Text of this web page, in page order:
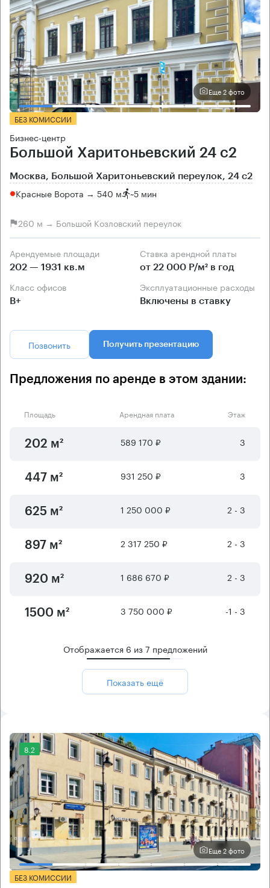
Еще 2 фото
БЕЗ КОМИССИИ
Бизнес-центр
Большой Харитоньевский 24 с2
Москва, Большой Харитоньевский переулок, 24 с2
Красные Ворота → 540 м ~5 мин
260 м → Большой Козловский переулок
Арендуемые площади
202 — 1931 кв.м
Ставка арендной платы
от 22 000 Р/м² в год
Класс офисов
B+
Эксплуатационные расходы
Включены в ставку
Позвонить Получить презентацию
Предложения по аренде в этом здании:
Площадь Арендная плата Этаж
202 м² 589 170 ₽ 3
447 м² 931 250 ₽ 3
625 м² 1 250 000 ₽ 2 - 3
897 м² 2 317 250 ₽ 2 - 3
920 м² 1 686 670 ₽ 2 - 3
1500 м² 3 750 000 ₽ -1 - 3
Отображается 6 из7 предложений
Показать ещё
8.2
Еще 2 фото
БЕЗ КОМИССИИ